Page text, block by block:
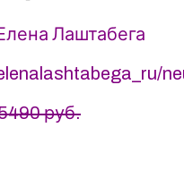
Лаштабега
руб.